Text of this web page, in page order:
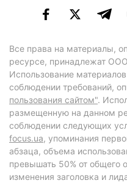
Все права на материалы,
ресурсе, принадлежат
Использование
соблюдении требований,
пользования сайтом".
размещенную на данном
соблюдении следующих
focus.ua, упоминания
абзаца, объема
превышать 50% от общего
изменения заголовка и